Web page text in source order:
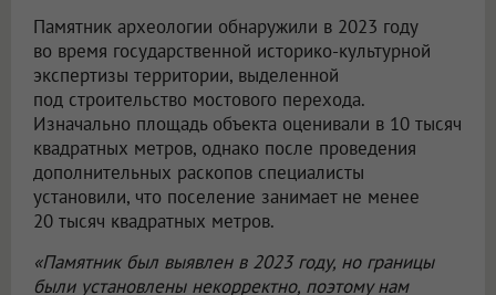
Памятник археологии обнаружили в 2023 году
во время государственной историко-культурной
экспертизы территории, выделенной
под строительство мостового перехода.
Изначально площадь объекта оценивали в 10 тысяч
квадратных метров, однако после проведения
дополнительных раскопов специалисты
установили, что поселение занимает не менее
20 тысяч квадратных метров.
«Памятник был выявлен в 2023 году, но границы
были установлены некорректно, поэтому нам